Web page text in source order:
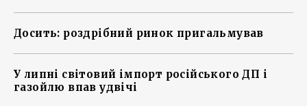
Досить: роздрібний ринок пригальмував
У липні світовий імпорт російського ДП і
газойлю впав удвічі